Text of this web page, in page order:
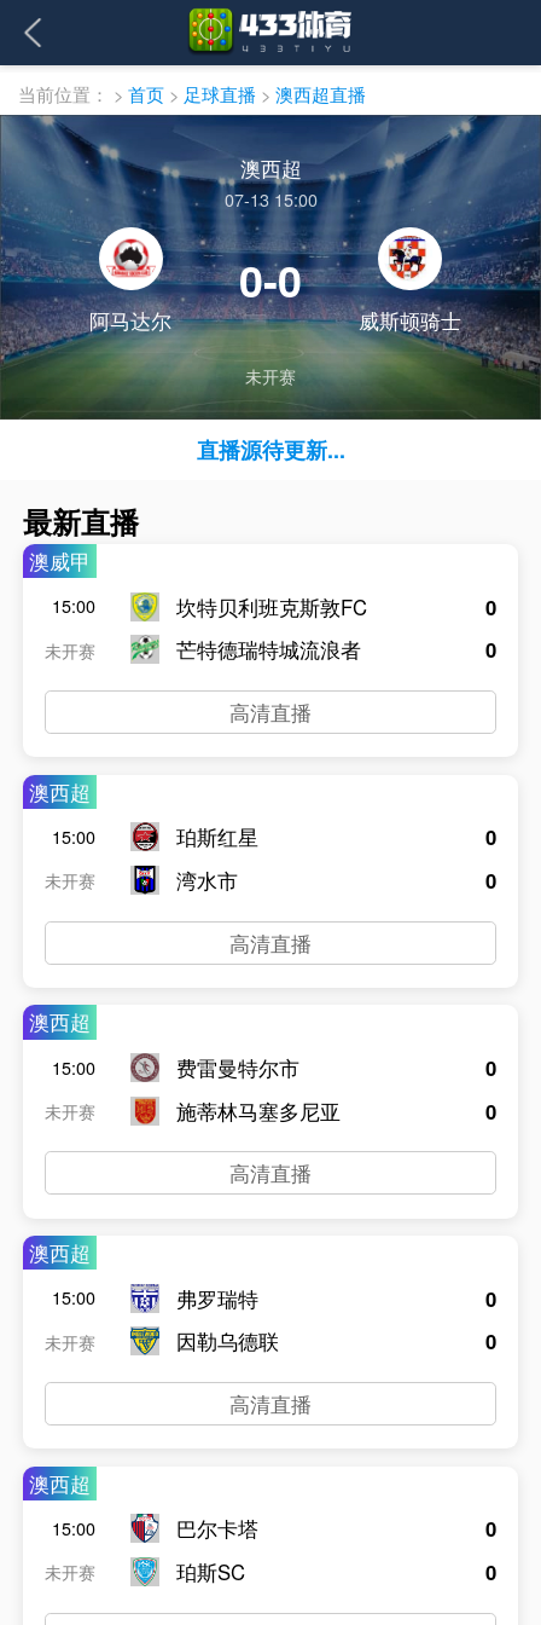
当前位置： > 首页 > 足球直播 > 澳西超直播
澳西超
07-13 15:00
阿马达尔
0-0
威斯顿骑士
未开赛
直播源待更新...
最新直播
澳威甲
15:00
未开赛
坎特贝利班克斯敦FC
芒特德瑞特城流浪者
0
0
高清直播
澳西超
15:00
未开赛
珀斯红星
湾水市
0
0
高清直播
澳西超
15:00
未开赛
费雷曼特尔市
施蒂林马塞多尼亚
0
0
高清直播
澳西超
15:00
未开赛
弗罗瑞特
因勒乌德联
0
0
高清直播
澳西超
15:00
未开赛
巴尔卡塔
珀斯SC
0
0